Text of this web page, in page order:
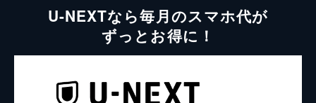
U-NEXTなら毎月のスマホ代が
ずっとお得に！